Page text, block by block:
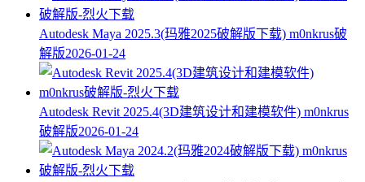
Autodesk Maya 2025.3(玛雅2025破解版下载) m0nkrus破
解版2026-01-24
Autodesk Revit 2025.4(3D建筑设计和建模软件) m0nkrus
破解版2026-01-24